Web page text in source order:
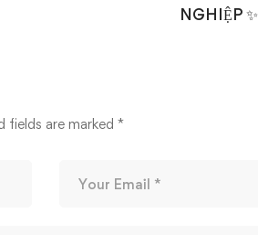
NGHIỆP ✨
fields are marked *